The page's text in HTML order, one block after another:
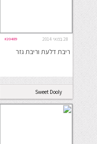
28 במאי 2014 #20489
ריבת דלעת וריבת גזר
Sweet Dooly